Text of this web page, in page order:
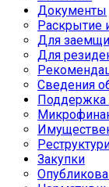
Документы
Раскрытие
Для
Для
Сведения
Поддержка
Закупки